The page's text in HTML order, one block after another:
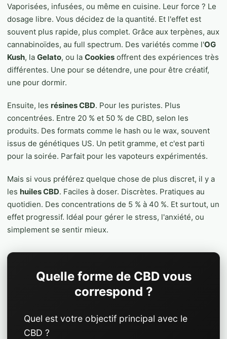
Vaporisées, infusées, ou même en cuisine. Leur force ? Le
dosage libre. Vous décidez de la quantité. Et l'effet est
souvent plus rapide, plus complet. Grâce aux terpènes, aux
cannabinoïdes, au full spectrum. Des variétés comme l'OG
Kush, la Gelato, ou la Cookies offrent des expériences très
différentes. Une pour se détendre, une pour être créatif,
une pour dormir.
Ensuite, les résines CBD. Pour les puristes. Plus
concentrées. Entre 20 % et 50 % de CBD, selon les
produits. Des formats comme le hash ou le wax, souvent
issus de génétiques US. Un petit gramme, et c'est parti
pour la soirée. Parfait pour les vapoteurs expérimentés.
Mais si vous préférez quelque chose de plus discret, il y a
les huiles CBD. Faciles à doser. Discrètes. Pratiques au
quotidien. Des concentrations de 5 % à 40 %. Et surtout, un
effet progressif. Idéal pour gérer le stress, l'anxiété, ou
simplement se sentir mieux.
Quelle forme de CBD vous
correspond ?
Quel est votre objectif principal avec le
CBD ?